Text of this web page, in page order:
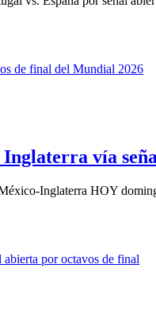
vía
Inglaterra HOY